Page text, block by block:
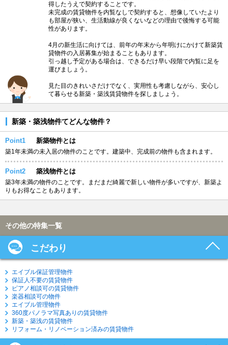
得したうえで契約することです。
未完成の賃貸物件を内覧なしで契約すると、想像していたより
も部屋が狭い、生活動線が良くないなどの理由で後悔する可能
性があります。
4月の新生活に向けては、前年の年末から年明けにかけて新築賃
貸物件の入居募集が始まることもあります。
引っ越し予定がある場合は、できるだけ早い段階で内覧に足を
運びましょう。
見た目のきれいさだけでなく、実用性も考慮しながら、安心し
て暮らせる新築・築浅賃貸物件を探しましょう。
新築・築浅物件てどんな物件？
Point1 新築物件とは
築1年未満の未入居の物件のことです。建築中、完成前の物件も含まれます。
Point2 築浅物件とは
築3年未満の物件のことです。まだまだ綺麗で新しい物件が多いですが、新築よ
りもお得なこともあります。
その他の特集一覧
こだわり
エイブル保証管理物件
保証人不要の賃貸物件
ピアノ相談可の賃貸物件
楽器相談可の物件
エイブル管理物件
360度パノラマ写真ありの賃貸物件
新築・築浅の賃貸物件
リフォーム・リノベーション済みの賃貸物件